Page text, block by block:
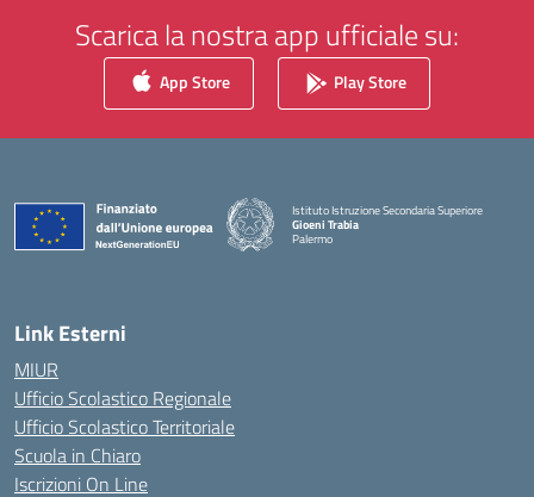
Scarica la nostra app ufficiale su:
App Store Play Store
Istituto Istruzione Secondaria Superiore
Gioeni Trabia
Palermo
Link Esterni
MIUR
Ufficio Scolastico Regionale
Ufficio Scolastico Territoriale
Scuola in Chiaro
Iscrizioni On Line